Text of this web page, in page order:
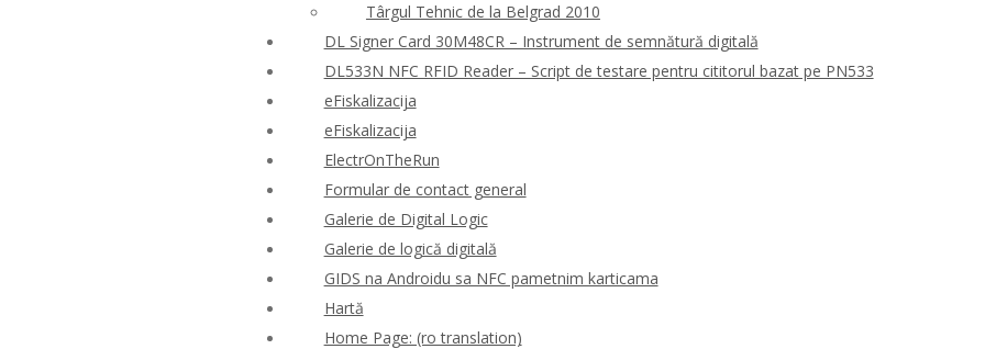
Târgul Tehnic de la Belgrad 2010
DL Signer Card 30M48CR – Instrument de semnătură digitală
DL533N NFC RFID Reader – Script de testare pentru cititorul bazat pe PN533
eFiskalizacija
eFiskalizacija
ElectrOnTheRun
Formular de contact general
Galerie de Digital Logic
Galerie de logică digitală
GIDS na Androidu sa NFC pametnim karticama
Hartă
Home Page: (ro translation)